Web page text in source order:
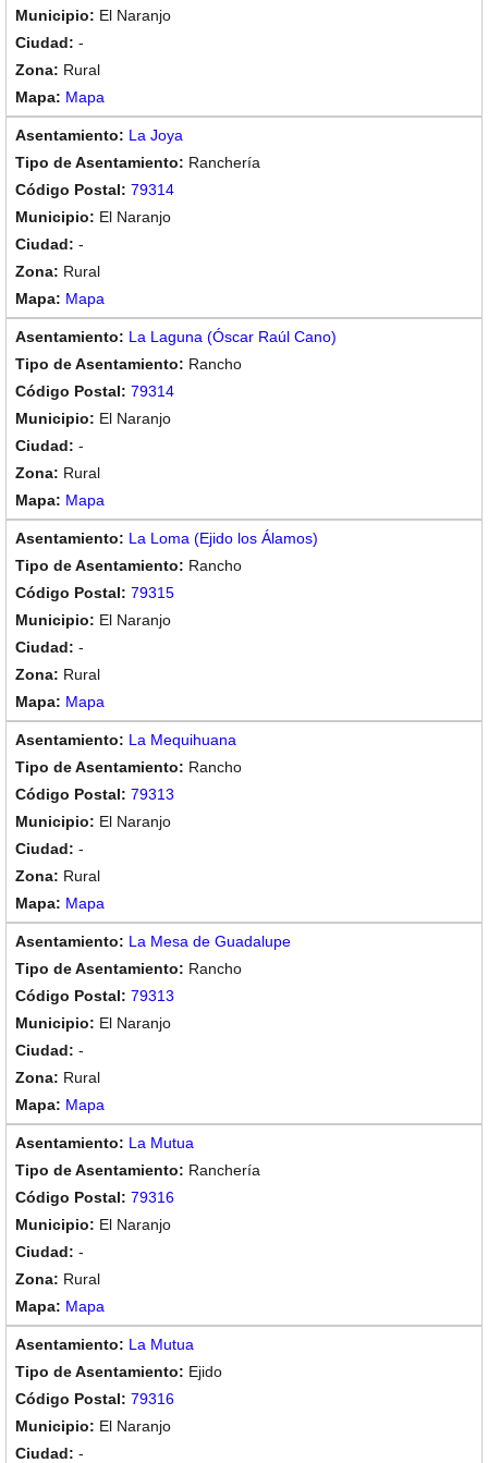
El Naranjo
-
Rural
Mapa
La Joya
Ranchería
79314
El Naranjo
-
Rural
Mapa
La Laguna (Óscar Raúl Cano)
Rancho
79314
El Naranjo
-
Rural
Mapa
La Loma (Ejido los Álamos)
Rancho
79315
El Naranjo
-
Rural
Mapa
La Mequihuana
Rancho
79313
El Naranjo
-
Rural
Mapa
La Mesa de Guadalupe
Rancho
79313
El Naranjo
-
Rural
Mapa
La Mutua
Ranchería
79316
El Naranjo
-
Rural
Mapa
La Mutua
Ejido
79316
El Naranjo
-